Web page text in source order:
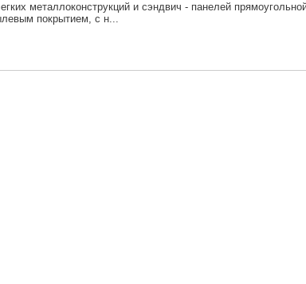
металлоконструкций и сэндвич - панелей
покрытием, с н...